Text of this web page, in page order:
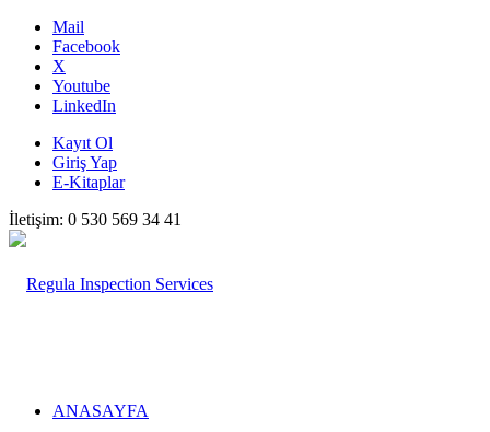
Mail
Facebook
X
Youtube
LinkedIn
Kayıt Ol
Giriş Yap
E-Kitaplar
İletişim: 0 530 569 34 41
ANASAYFA